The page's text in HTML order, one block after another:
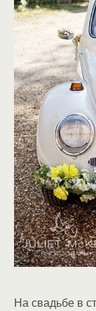
На свадьбе в